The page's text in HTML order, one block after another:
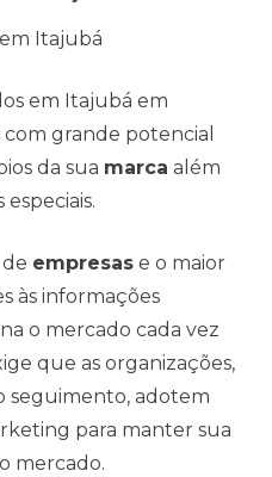
Itajubá
em Itajubá em
grande potencial
da sua marca além
empresas e o maior
às informações
o mercado cada vez
que as organizações,
adotem
para manter sua
mercado.